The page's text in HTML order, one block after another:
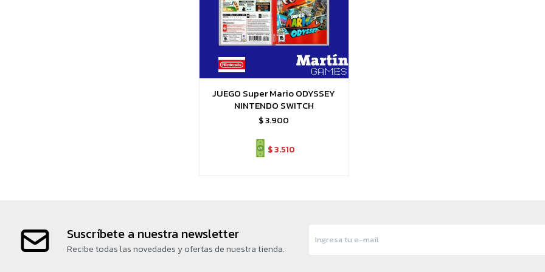
JUEGO Super Mario ODYSSEY
NINTENDO SWITCH
$3.900
$3.510
Suscríbete a nuestra newsletter
Recibe todas las novedades y ofertas de nuestra tienda.